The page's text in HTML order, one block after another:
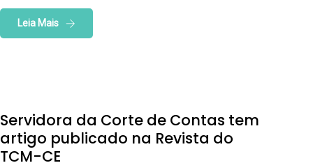
Leia Mais
Servidora da Corte de Contas tem
artigo publicado na Revista do
TCM-CE